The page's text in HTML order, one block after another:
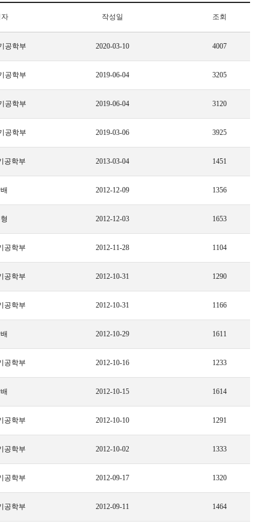
작성일 조회
공학부 2020-03-10 4007
공학부 2019-06-04 3205
공학부 2019-06-04 3120
공학부 2019-03-06 3925
공학부 2013-03-04 1451
2012-12-09 1356
2012-12-03 1653
공학부 2012-11-28 1104
공학부 2012-10-31 1290
공학부 2012-10-31 1166
2012-10-29 1611
공학부 2012-10-16 1233
2012-10-15 1614
공학부 2012-10-10 1291
공학부 2012-10-02 1333
공학부 2012-09-17 1320
공학부 2012-09-11 1464